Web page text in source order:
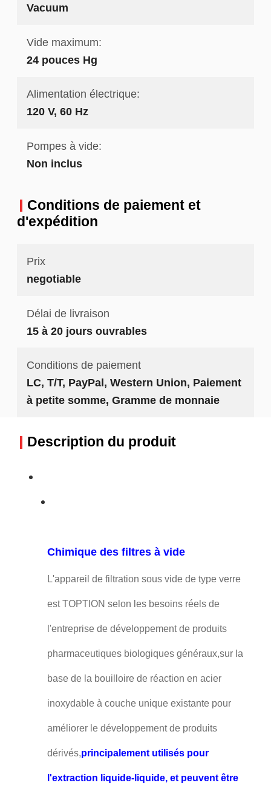
Vacuum
Vide maximum:
24 pouces Hg
Alimentation électrique:
120 V, 60 Hz
Pompes à vide:
Non inclus
Conditions de paiement et
d'expédition
Prix
negotiable
Délai de livraison
15 à 20 jours ouvrables
Conditions de paiement
LC, T/T, PayPal, Western Union, Paiement
à petite somme, Gramme de monnaie
Description du produit
Chimique des filtres à vide
L'appareil de filtration sous vide de type verre
est TOPTION selon les besoins réels de
l'entreprise de développement de produits
pharmaceutiques biologiques généraux,sur la
base de la bouilloire de réaction en acier
inoxydable à couche unique existante pour
améliorer le développement de produits
dérivés,principalement utilisés pour
l'extraction liquide-liquide, et peuvent être